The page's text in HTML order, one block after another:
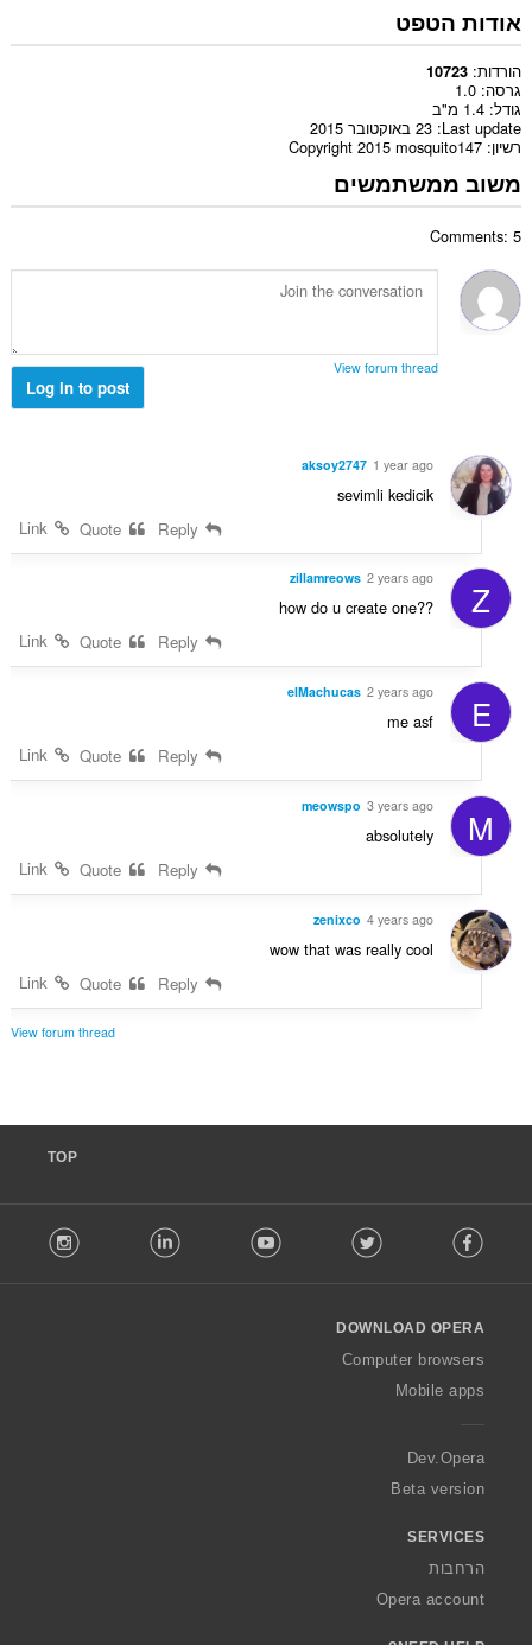
אודות הטפט
הורדות 10723
גרסה 1.0
גודל 1.4 מ"ב
Last update 23 באוקטובר 2015
רשיון Copyright 2015 mosquito147
משוב ממשתמשים
Comments: 5
View forum thread
Log in to post
aksoy2747 1 year ago
sevimli kedicik
Z
zillamreows 2 years ago
how do u create one??
Link
E
elMachucas 2 years ago
me asf
Link
M
meowspo 3 years ago
absolutely
Link
zenixco 4 years ago
wow that was really cool
Link
View forum thread
TOP
o
w
O
a
Facebook
Twitter
Youtube
LinkedIn
DOWNLOAD OPERA
Computer browsers
Mobile apps
Dev.Opera
Beta version
SERVICES
הרחבות
Opera account